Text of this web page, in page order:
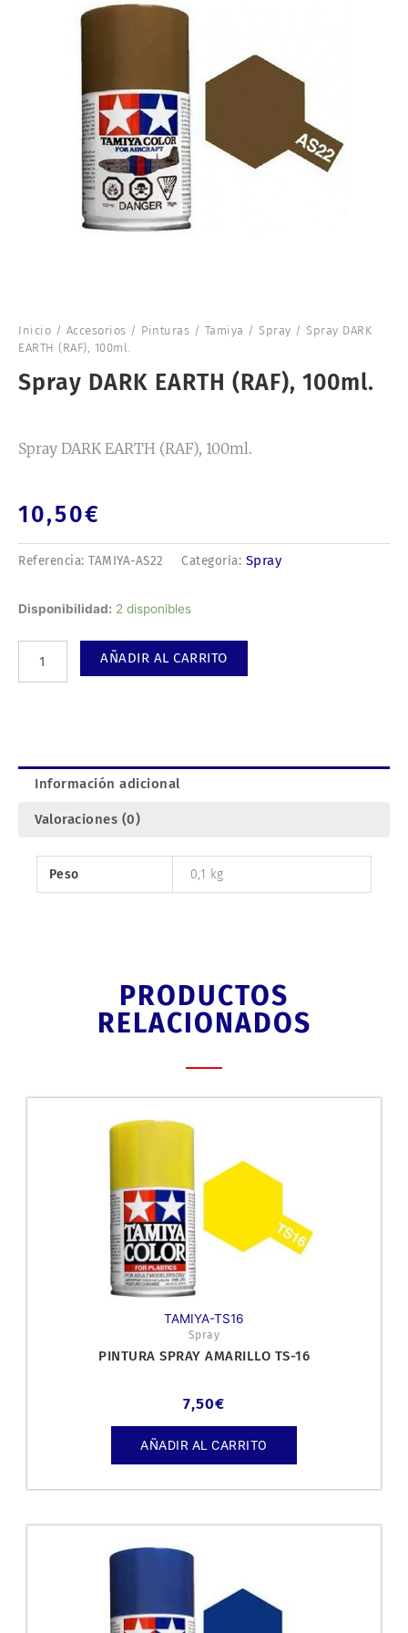
Inicio / Accesorios / Pinturas / Tamiya / Spray / Spray DARK
EARTH (RAF), 100ml.
Spray DARK EARTH (RAF), 100ml.
Spray DARK EARTH (RAF), 100ml.
10,50€
Referencia: TAMIYA-AS22 Categoría: Spray
Disponibilidad: 2 disponibles
Spray
(RAF),
AÑADIR AL CARRITO
Información adicional
Valoraciones (0)
Peso 0,1 kg
PRODUCTOS
RELACIONADOS
TAMIYA-TS16
Spray
PINTURA SPRAY AMARILLO TS-16
7,50€
AÑADIR AL CARRITO